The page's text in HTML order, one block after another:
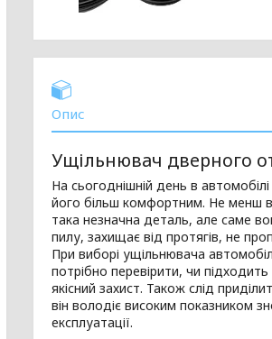
Опис
Ущільнювач дверного
На сьогоднішній день в
його більш комфортним. Не менш
така незначна деталь, але саме
пилу, захищає від протягів, не
При виборі ущільнювача
потрібно перевірити, чи
якісний захист. Також слід
він володіє високим показником
експлуатації.